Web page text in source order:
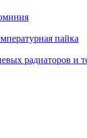
пайка
радиаторов и